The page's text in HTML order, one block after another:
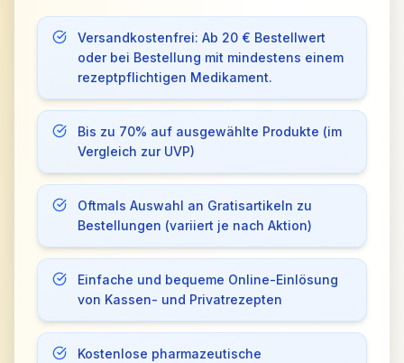
Versandkostenfrei: Ab 20 € Bestellwert
oder bei Bestellung mit mindestens einem
rezeptpflichtigen Medikament.
Bis zu 70% auf ausgewählte Produkte (im
Vergleich zur UVP)
Oftmals Auswahl an Gratisartikeln zu
Bestellungen (variiert je nach Aktion)
Einfache und bequeme Online-Einlösung
von Kassen- und Privatrezepten
Kostenlose pharmazeutische